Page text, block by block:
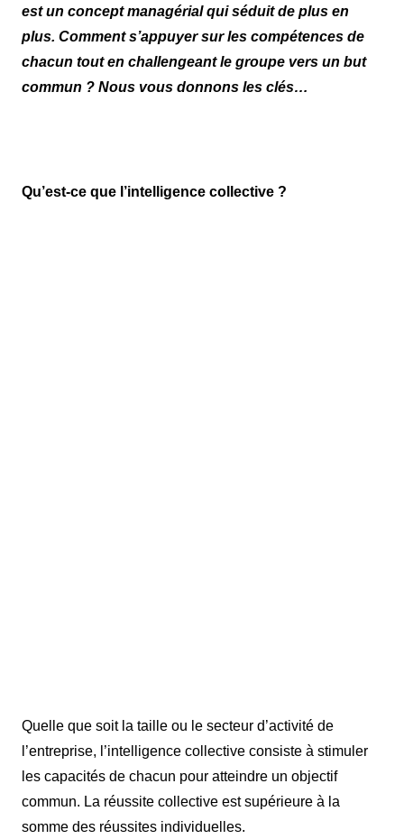
est un concept managérial qui séduit de plus en
plus. Comment s’appuyer sur les compétences de
chacun tout en challengeant le groupe vers un but
commun ? Nous vous donnons les clés…
Qu’est-ce que l’intelligence collective ?
Quelle que soit la taille ou le secteur d’activité de
l’entreprise, l’intelligence collective consiste à stimuler
les capacités de chacun pour atteindre un objectif
commun. La réussite collective est supérieure à la
somme des réussites individuelles.